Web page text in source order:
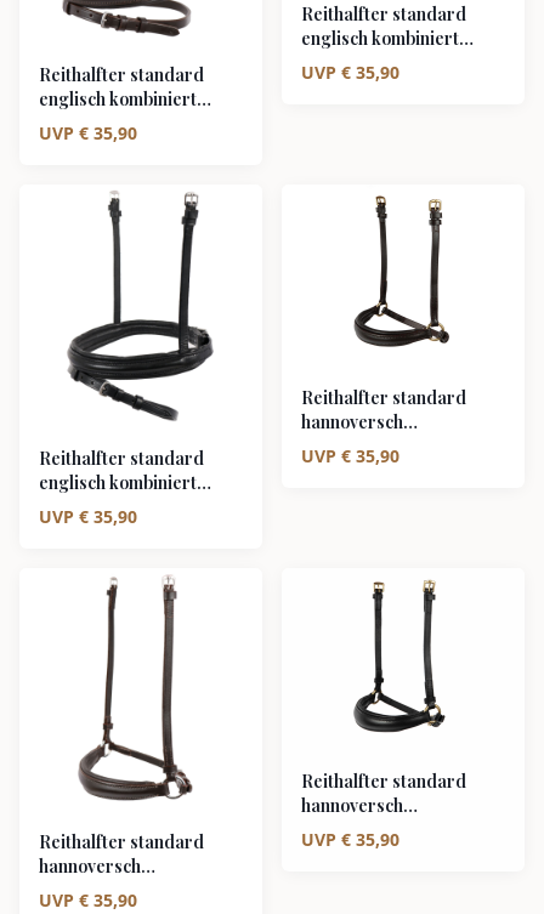
Reithalfter standard
englisch kombiniert
braun/silber
UVP € 35,90
Reithalfter standard
englisch kombiniert
schwarz/messing
UVP € 35,90
Reithalfter standard
englisch kombiniert
schwarz/silber
UVP € 35,90
Reithalfter standard
hannoversch
braun/messing
UVP € 35,90
Reithalfter standard
hannoversch
braun/silber
UVP € 35,90
Reithalfter standard
hannoversch
schwarz/messing
UVP € 35,90